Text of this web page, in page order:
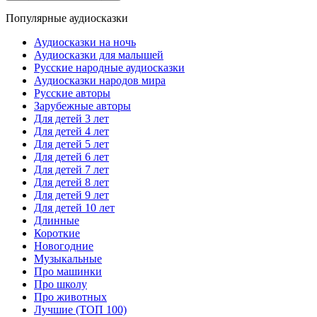
Популярные аудиосказки
Аудиосказки на ночь
Аудиосказки для малышей
Русские народные аудиосказки
Аудиосказки народов мира
Русские авторы
Зарубежные авторы
Для детей 3 лет
Для детей 4 лет
Для детей 5 лет
Для детей 6 лет
Для детей 7 лет
Для детей 8 лет
Для детей 9 лет
Для детей 10 лет
Длинные
Короткие
Новогодние
Музыкальные
Про машинки
Про школу
Про животных
Лучшие (ТОП 100)